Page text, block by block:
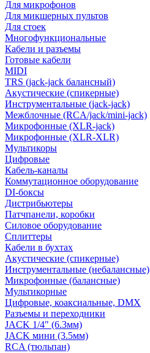
Для микрофонов
Для микшерных пультов
Для стоек
Многофункциональные
Кабели и разъемы
Готовые кабели
MIDI
TRS (jack-jack балансный)
Акустические (спикерные)
Инструментальные (jack-jack)
Межблочные (RCA/jack/mini-jack)
Микрофонные (XLR-jack)
Микрофонные (XLR-XLR)
Мультикоры
Цифровые
Кабель-каналы
Коммутационное оборудование
DI-боксы
Дистрибьютеры
Патчпанели, коробки
Силовое оборудование
Сплиттеры
Кабели в бухтах
Акустические (спикерные)
Инструментальные (небалансные)
Микрофонные (балансные)
Мультикорные
Цифровые, коаксиальные, DMX
Разъемы и переходники
JACK 1/4" (6.3мм)
JACK мини (3.5мм)
RCA (тюльпан)